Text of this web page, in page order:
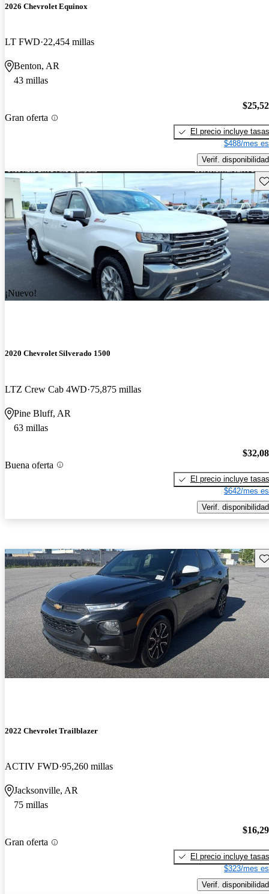
2026 Chevrolet Equinox
LT FWD 22,454 millas
Benton, AR
43 millas
Gran oferta
El precio incluye tasas
$488/mes
Verif. disponibilidad
¡Nuevo!
2020 Chevrolet Silverado 1500
LTZ Crew Cab 4WD 75,875 millas
Pine Bluff, AR
63 millas
Buena oferta
El precio incluye tasas
$642/mes
Verif. disponibilidad
2022 Chevrolet Trailblazer
ACTIV FWD 95,260 millas
Jacksonville, AR
75 millas
Gran oferta
El precio incluye tasas
$323/mes
Verif. disponibilidad